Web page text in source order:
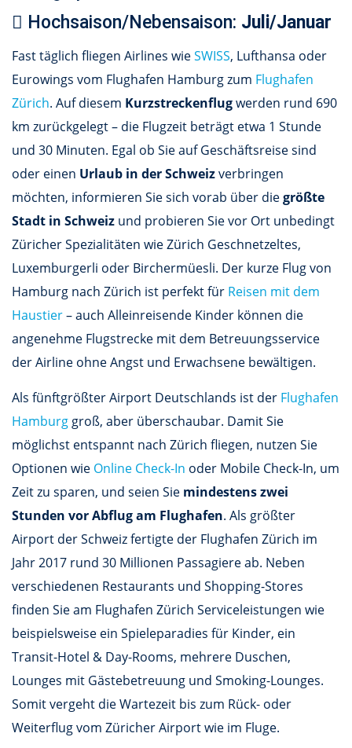
Hochsaison/Nebensaison: Juli/Januar
Fast täglich fliegen Airlines wieSWISS, Lufthansa oder
Eurowings vom Flughafen Hamburg zum Flughafen
Zürich. Auf diesem Kurzstreckenflugwerden rund 690
km zurückgelegt – die Flugzeit beträgt etwa 1 Stunde
und 30 Minuten. Egal ob Sie auf Geschäftsreise sind
oder einen Urlaub in der Schweizverbringen
möchten, informieren Sie sich vorab über diegrößte
Stadt in Schweiz und probieren Sie vor Ort unbedingt
Züricher Spezialitäten wie Zürich Geschnetzeltes,
Luxemburgerli oder Birchermüesli. Der kurze Flug von
Hamburg nach Zürich ist perfekt für Reisen mit dem
Haustier– auch Alleinreisende Kinder können die
angenehme Flugstrecke mit dem Betreuungsservice
der Airline ohne Angst und Erwachsene bewältigen.
Als fünftgrößter Airport Deutschlands ist der Flughafen
Hamburg groß, aber überschaubar. Damit Sie
möglichst entspannt nach Zürich fliegen, nutzen Sie
Optionen wie Online Check-In oder Mobile Check-In, um
Zeit zu sparen, und seien Sie mindestens zwei
Stunden vor Abflug am Flughafen. Als größter
Airport der Schweiz fertigte der Flughafen Zürich im
Jahr 2017 rund 30 Millionen Passagiere ab. Neben
verschiedenen Restaurants und Shopping-Stores
finden Sie am Flughafen Zürich Serviceleistungen wie
beispielsweise ein Spieleparadies für Kinder, ein
Transit-Hotel & Day-Rooms, mehrere Duschen,
Lounges mit Gästebetreuung und Smoking-Lounges.
Somit vergeht die Wartezeit bis zum Rück- oder
Weiterflug vom Züricher Airport wie im Fluge.